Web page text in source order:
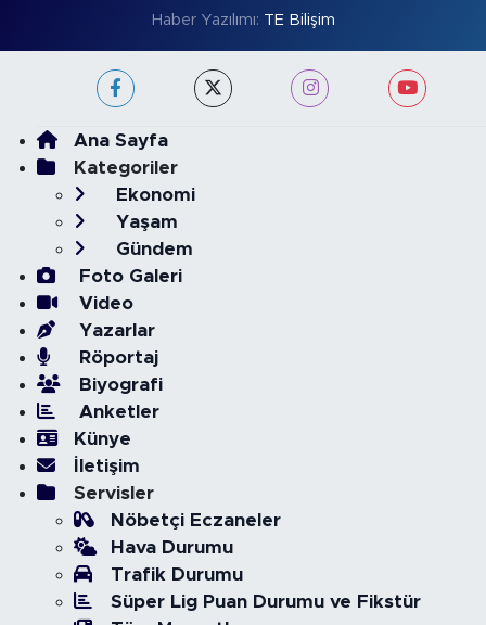
Haber Yazılımı: TE Bilişim
Ana Sayfa
Kategoriler
Ekonomi
Yaşam
Gündem
Foto Galeri
Video
Yazarlar
Röportaj
Biyografi
Anketler
Künye
İletişim
Servisler
Nöbetçi Eczaneler
Hava Durumu
Trafik Durumu
Süper Lig Puan Durumu ve Fikstür